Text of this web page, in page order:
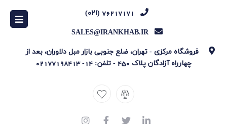
76217171 (۰۲۱)
SALES@IRANKHAB.IR
فروشگاه مرکزی - تهران، ضلع جنوبی بازار مبل دلاوران، بعد از
چهارراه آزادگان پلاک 450 -
تلفن: 14- 02177198413